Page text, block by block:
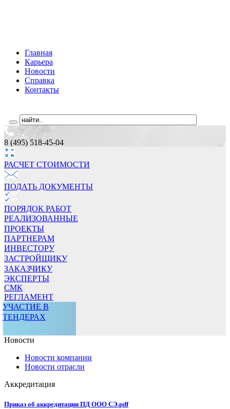
Главная
Карьера
Новости
Справка
Контакты
8 (495) 518-45-04
РАСЧЕТ СТОИМОCТИ
ПОДАТЬ ДОКУМЕНТЫ
ПОРЯДОК РАБОТ
РЕАЛИЗОВАННЫЕ
ПРОЕКТЫ
ПАРТНЕРАМ
ИНВЕСТОРУ
ЗАСТРОЙЩИКУ
ЗАКАЗЧИКУ
ЭКСПЕРТЫ
СМК
РЕГЛАМЕНТ
УЧАСТИЕ В
ТЕНДЕРАХ
Новости
Новости компании
Новости отрасли
Аккредитация
Приказ об аккредитации ПД ООО СЭ.pdf